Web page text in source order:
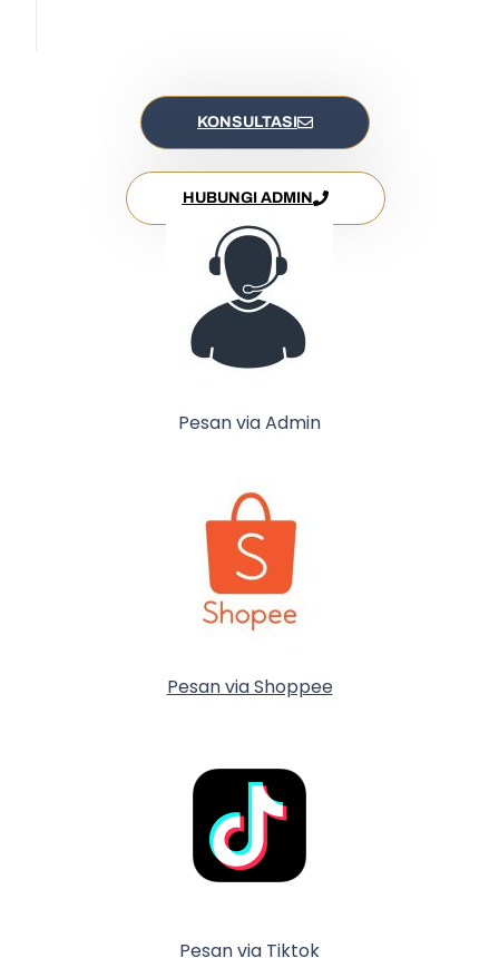
KONSULTASI
HUBUNGI ADMIN
Pesan via Admin
Pesan via Shoppee
Pesan via Tiktok